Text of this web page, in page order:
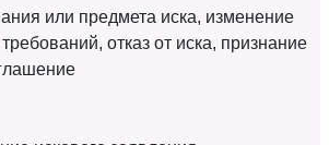
или предмета иска, изменение
отказ от иска, признание